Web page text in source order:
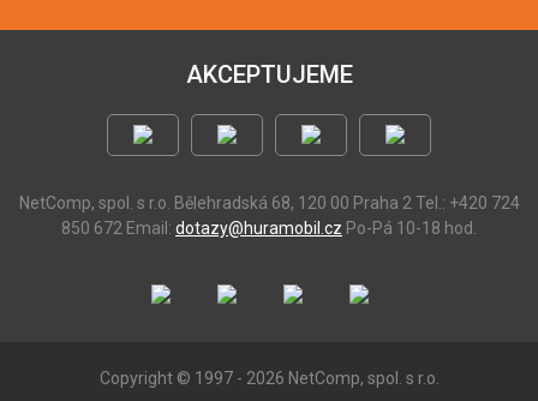
AKCEPTUJEME
NetComp, spol. s r.o. Bělehradská 68, 120 00 Praha 2 Tel.: +420 724
850 672 Email: dotazy@huramobil.cz Po-Pá 10-18 hod.
Copyright © 1997 - 2026 NetComp, spol. s r.o.